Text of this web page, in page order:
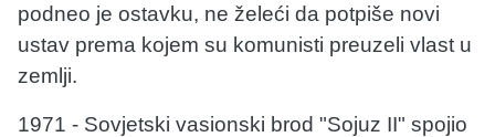
podneo je ostavku, ne želeći da potpiše novi
ustav prema kojem su komunisti preuzeli vlast u
zemlji.
1971 - Sovjetski vasionski brod "Sojuz II" spojio